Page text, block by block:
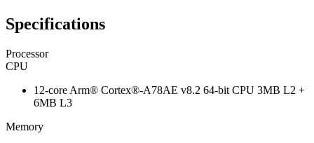
Specifications
Processor
CPU
12-core Arm® Cortex®-A78AE v8.2 64-bit CPU 3MB L2 +
6MB L3
Memory